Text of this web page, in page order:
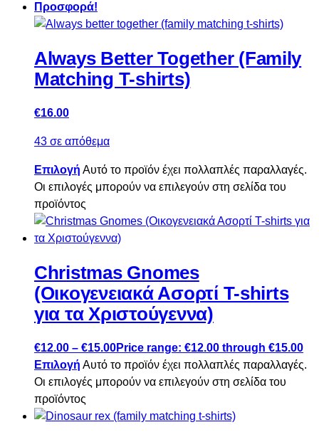
Προσφορά!
Always Better Together (Family
Matching T-shirts)
€16.00
43 σε απόθεμα
Επιλογή Αυτό το προϊόν έχει πολλαπλές παραλλαγές.
Οι επιλογές μπορούν να επιλεγούν στη σελίδα του
προϊόντος
Christmas Gnomes
(Οικογενειακά Ασορτί T-shirts
για τα Χριστούγεννα)
€12.00 – €15.00Price range: €12.00 through €15.00
Επιλογή Αυτό το προϊόν έχει πολλαπλές παραλλαγές.
Οι επιλογές μπορούν να επιλεγούν στη σελίδα του
προϊόντος